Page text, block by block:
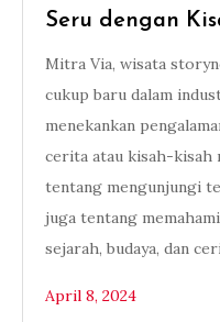
Seru dengan
Mitra Via, wisata
cukup baru dalam
menekankan
cerita atau kisah-kisah
tentang mengunjungi
juga tentang
sejarah, budaya, dan
April 8, 2024